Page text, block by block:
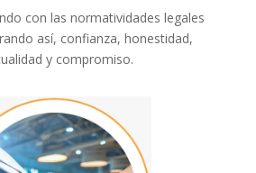
con las normatividades legales
así, confianza, honestidad,
y compromiso.